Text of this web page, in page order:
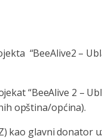
“BeeAlive2 –
“BeeAlive 2 –
opština/općina).
kao glavni donator